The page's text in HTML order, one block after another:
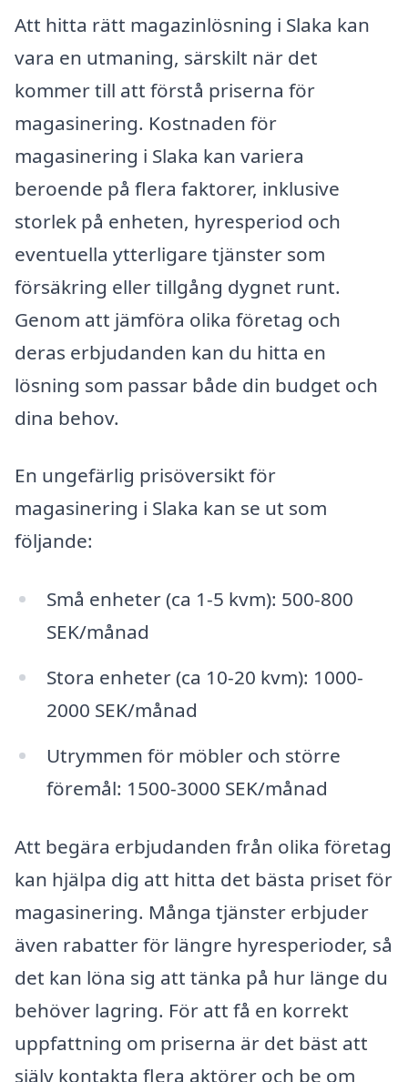
Att hitta rätt magazinlösning i Slaka kan
vara en utmaning, särskilt när det
kommer till att förstå priserna för
magasinering. Kostnaden för
magasinering i Slaka kan variera
beroende på flera faktorer, inklusive
storlek på enheten, hyresperiod och
eventuella ytterligare tjänster som
försäkring eller tillgång dygnet runt.
Genom att jämföra olika företag och
deras erbjudanden kan du hitta en
lösning som passar både din budget och
dina behov.
En ungefärlig prisöversikt för
magasinering i Slaka kan se ut som
följande:
Små enheter (ca 1-5 kvm): 500-800
SEK/månad
Stora enheter (ca 10-20 kvm): 1000-
2000 SEK/månad
Utrymmen för möbler och större
föremål: 1500-3000 SEK/månad
Att begära erbjudanden från olika företag
kan hjälpa dig att hitta det bästa priset för
magasinering. Många tjänster erbjuder
även rabatter för längre hyresperioder, så
det kan löna sig att tänka på hur länge du
behöver lagring. För att få en korrekt
uppfattning om priserna är det bäst att
själv kontakta flera aktörer och be om